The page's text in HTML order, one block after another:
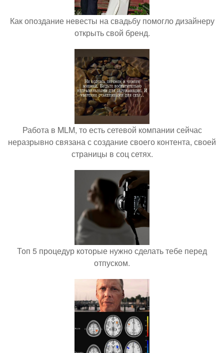
Как опоздание невесты на свадьбу помогло дизайнеру
открыть свой бренд.
Работа в MLM, то есть сетевой компании сейчас
неразрывно связана с создание своего контента, своей
страницы в соц сетях.
Топ 5 процедур которые нужно сделать тебе перед
отпуском.